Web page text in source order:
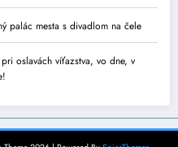
palác mesta s divadlom na čele
oslavách víťazstva, vo dne, v